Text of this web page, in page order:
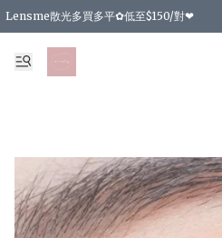
Lensme散光多買多平✿低至$150/對❤
台灣Karacon⁩✧日拋 特價清貨❁⃘
日本韓國多款日/月拋現貨☼ 特價❤︎數量有限
🇰🇷韓國多款月拋現貨 特價兩對$99✿數量有
精選商品，任選買2件或以上9 折；買4件或
精選商品，任選買2件HKD 140.00；買4件
精選商品，任選買2件HKD 190.00；買4件
精選商品，任選買2件HKD 110.00；買4件
精選商品，任選買2件HKD 170.00；買4件
精選商品，任選買2件或以上減HKD 148.00
精選商品，任選買2件或以上減HKD 148.00
精選商品，任選買2件或以上95 折；買4件
精選商品，任選買12件或以上87 折
精選商品，任選買2件或以上減HKD
精選商品，任選買2件或以上95 折；買4件
購物滿 HKD 800.00即享免運費優惠！（適